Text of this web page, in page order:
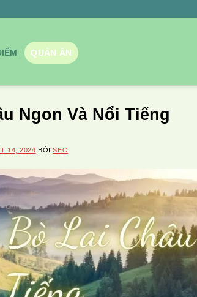
QUÁN ĂN
Ngon Và Nổi Tiếng
14, 2024 BỞISEO